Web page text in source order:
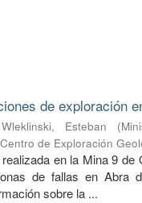
de exploración
Wleklinski, Esteban (
de Exploración
en la Mina 9
de fallas en Abra
sobre la ...